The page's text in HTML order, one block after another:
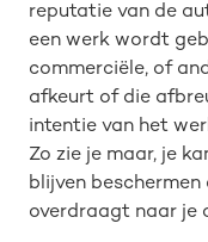
reputatie van de
een werk wordt
commerciële, of
afkeurt of die
intentie van het
Zo zie je maar, je
blijven
overdraagt naar je